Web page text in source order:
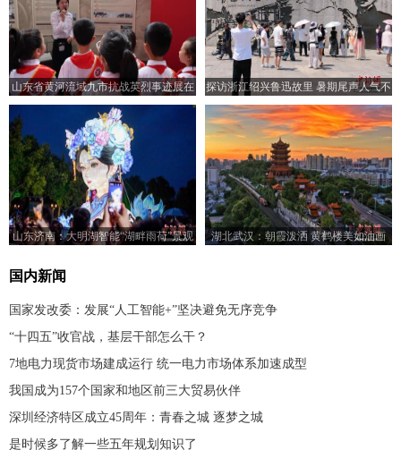
山东省黄河流域九市抗战英烈事迹展在
济南开展
探访浙江绍兴鲁迅故里 暑期尾声人气不
减
山东济南：大明湖智能“湖畔雨荷”景观
湖北武汉：朝霞泼洒 黄鹤楼美如油画
国内新闻
国家发改委：发展“人工智能+”坚决避免无序竞争
“十四五”收官战，基层干部怎么干？
7地电力现货市场建成运行 统一电力市场体系加速成型
我国成为157个国家和地区前三大贸易伙伴
深圳经济特区成立45周年：青春之城 逐梦之城
是时候多了解一些五年规划知识了